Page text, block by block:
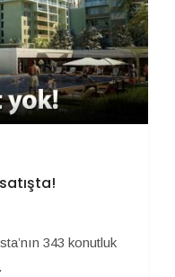
343 konutluk